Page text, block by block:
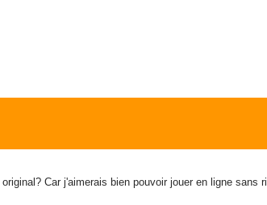
Car j'aimerais bien pouvoir jouer en ligne sans